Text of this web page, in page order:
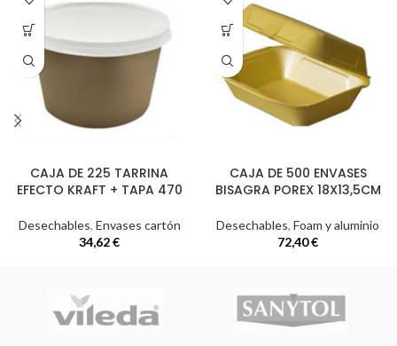
CAJA DE 225 TARRINA
EFECTO KRAFT + TAPA 470
Desechables, Envases cartón
34,62€
CAJA DE 500 ENVASES
BISAGRA POREX 18X13,5CM
Desechables, Foam y aluminio
72,40€